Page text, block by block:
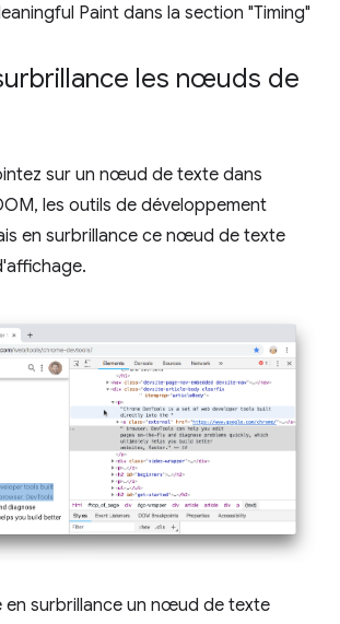
Paint dans la section "Timing"
les nœuds de
sur un nœud de texte dans
les outils de développement
en surbrillance ce nœud de texte
en surbrillance un nœud de texte